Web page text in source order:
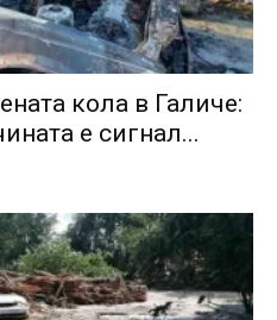
кола в Галиче:
е сигнал...